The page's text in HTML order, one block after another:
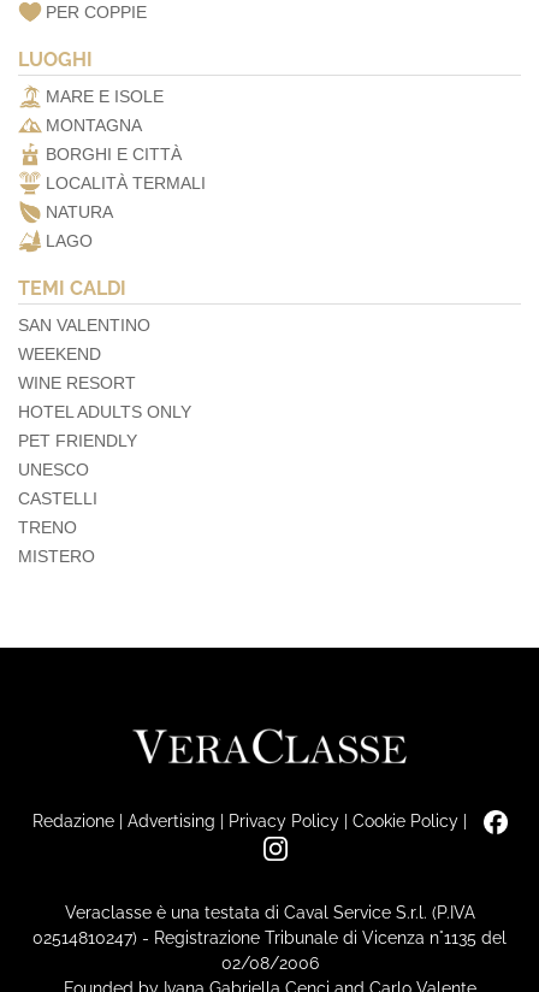
PER COPPIE
LUOGHI
MARE E ISOLE
MONTAGNA
BORGHI E CITTÀ
LOCALITÀ TERMALI
NATURA
LAGO
TEMI CALDI
SAN VALENTINO
WEEKEND
WINE RESORT
HOTEL ADULTS ONLY
PET FRIENDLY
UNESCO
CASTELLI
TRENO
MISTERO
Redazione| Advertising | Privacy Policy| Cookie Policy|
Veraclasse è una testata di Caval Service S.r.l. (P.IVA
02514810247) - Registrazione Tribunale di Vicenza n°1135 del
02/08/2006